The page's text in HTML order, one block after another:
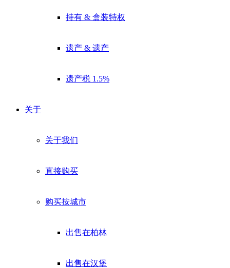
持有 & 盒装特权
遗产 & 遗产
遗产税 1.5%
关于
关于我们
直接购买
购买按城市
出售在柏林
出售在汉堡